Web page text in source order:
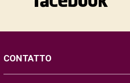
CONTATTO